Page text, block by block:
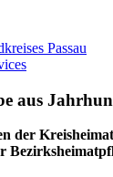
Passau
aus
der